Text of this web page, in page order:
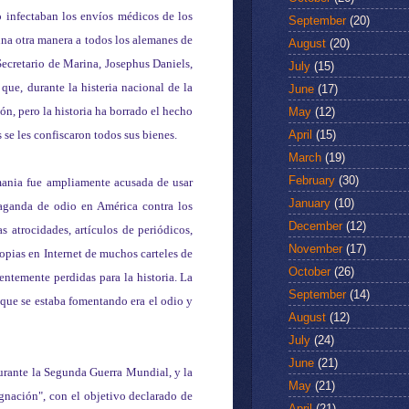
infectaban los envíos médicos de los
otra manera a todos los alemanes de
de Marina, Josephus Daniels,
durante la histeria nacional de la
pero la historia ha borrado el hecho
les confiscaron todos sus bienes.
fue ampliamente acusada de usar
de odio en América contra los
atrocidades, artículos de periódicos,
en Internet de muchos carteles de
perdidas para la historia. La
se estaba fomentando era el odio y
la Segunda Guerra Mundial, y la
con el objetivo declarado de
September(20)
August (20)
July (15)
June (17)
May (12)
April (15)
March (19)
February (30)
January (10)
December(12)
November(17)
October(26)
September(14)
August (12)
July (24)
June (21)
May (21)